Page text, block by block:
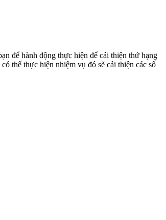
để hành động thực hiện để cải thiện thứ hạng
thể thực hiện nhiệm vụ đó sẽ cải thiện các số